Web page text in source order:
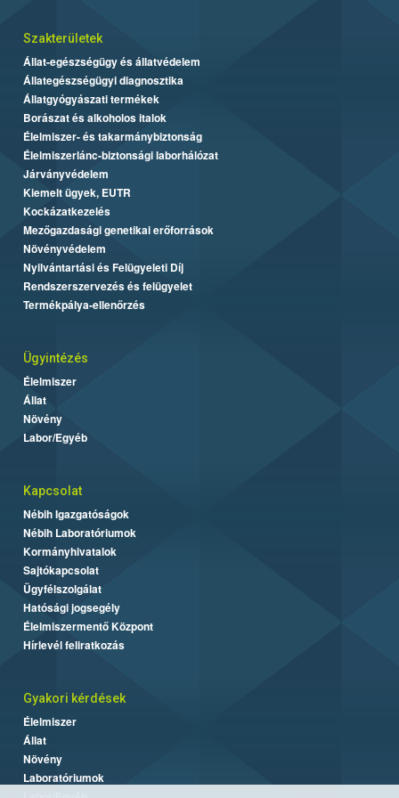
Szakterületek
Állat-egészségügy és állatvédelem
Állategészségügyi diagnosztika
Állatgyógyászati termékek
Borászat és alkoholos italok
Élelmiszer- és takarmánybiztonság
Élelmiszerlánc-biztonsági laborhálózat
Járványvédelem
Kiemelt ügyek, EUTR
Kockázatkezelés
Mezőgazdasági genetikai erőforrások
Növényvédelem
Nyilvántartási és Felügyeleti Díj
Rendszerszervezés és felügyelet
Termékpálya-ellenőrzés
Ügyintézés
Élelmiszer
Állat
Növény
Labor/Egyéb
Kapcsolat
Nébih Igazgatóságok
Nébih Laboratóriumok
Kormányhivatalok
Sajtókapcsolat
Ügyfélszolgálat
Hatósági jogsegély
Élelmiszermentő Központ
Hírlevél feliratkozás
Gyakori kérdések
Élelmiszer
Állat
Növény
Laboratóriumok